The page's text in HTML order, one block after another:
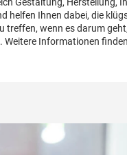
helfen Ihnen dabei, die
treffen, wenn es darum
Weitere Informationen